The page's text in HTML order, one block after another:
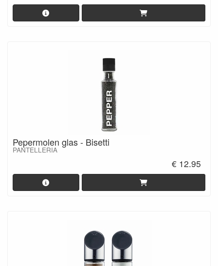
Pepermolen glas - Bisetti
PANTELLERIA
€ 12.95